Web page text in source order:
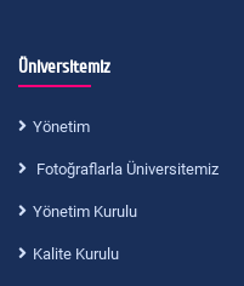
Üniversitemiz
Yönetim
Fotoğraflarla Üniversitemiz
Yönetim Kurulu
Kalite Kurulu